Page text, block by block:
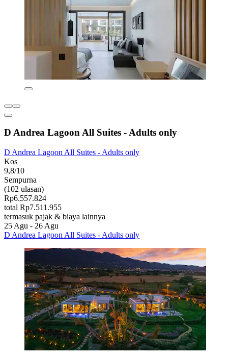
D Andrea Lagoon All Suites - Adults only
D Andrea Lagoon All Suites - Adults only
Kos
9,8/10
Sempurna
(102 ulasan)
Rp6.557.824
total Rp7.511.955
termasuk pajak & biaya lainnya
25 Agu - 26 Agu
D Andrea Lagoon All Suites - Adults only